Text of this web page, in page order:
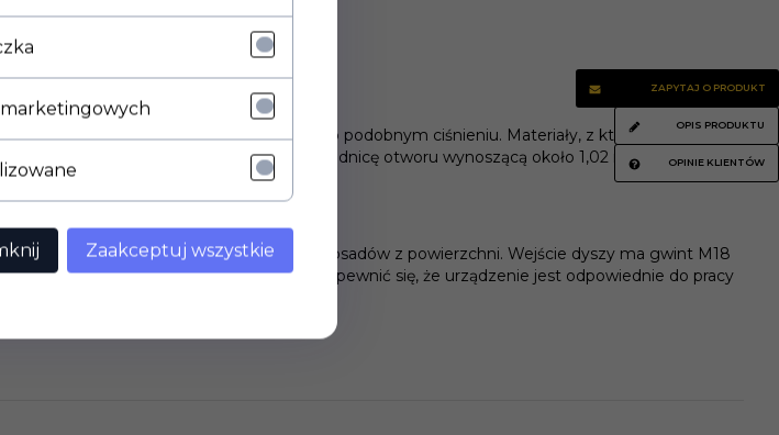
ZAPYTAJ O PRODUKT
OPIS PRODUKTU
OPINIE KLIENTÓW
z urządzeniami wysokociśnieniowymi o podobnym ciśnieniu. Materiały, z których wykonana
korozję. Dysza ma rozmiar 040, czyli średnicę otworu wynoszącą około 1,02 mm. Może być
umożliwia skuteczne usuwanie brudu i osadów z powierzchni. Wejście dyszy ma gwint M18
gwintem M18 M. Przed użyciem należy upewnić się, że urządzenie jest odpowiednie do pracy
marketingowych
Zaakceptuj wszystkie